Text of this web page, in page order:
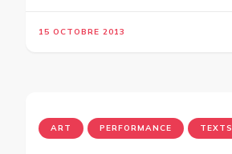
15 OCTOBRE 2013
ART PERFORMANCE TEXTS